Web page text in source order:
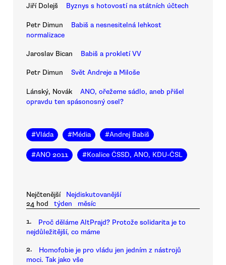
Jiří Dolejš Byznys s hotovostí na státních účtech
Petr Dimun
Babiš a nesnesitelná lehkost
normalizace
Jaroslav Bican Babiš a prokletí VV
Petr Dimun Svět Andreje a Miloše
Lánský, Novák
ANO, ořežeme sádlo, aneb přišel
opravdu ten spásonosný osel?
#Vláda #Média #Andrej Babiš
#ANO 2011 #Koalice ČSSD, ANO, KDU-ČSL
Nejčtenější
Nejdiskutovanější
24 hod
týden měsíc
1.
Proč děláme AltPrajd? Protože solidarita je to
nejdůležitější, co máme
2.
Homofobie je pro vládu jen jedním z nástrojů
moci. Tak jako vše